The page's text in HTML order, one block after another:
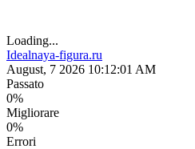
Loading...
Idealnaya-figura.ru
August, 7 2026 10:12:01 AM
Passato
0%
Migliorare
0%
Errori